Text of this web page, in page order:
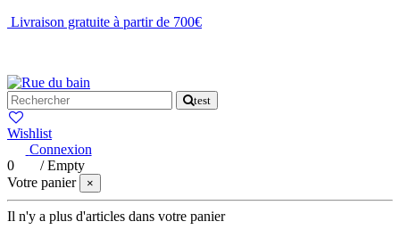
Livraison gratuite à partir de 700€
test
Wishlist
Connexion
0
/Empty
Votre panier
×
Il n'y a plus d'articles dans votre panier